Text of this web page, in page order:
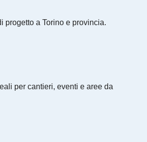
progetto a Torino e provincia.
per cantieri, eventi e aree da